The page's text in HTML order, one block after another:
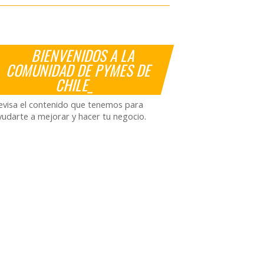
BIENVENIDOS A LA
COMUNIDAD DE PYMES DE
CHILE_
el contenido que tenemos para
a mejorar y hacer tu negocio.